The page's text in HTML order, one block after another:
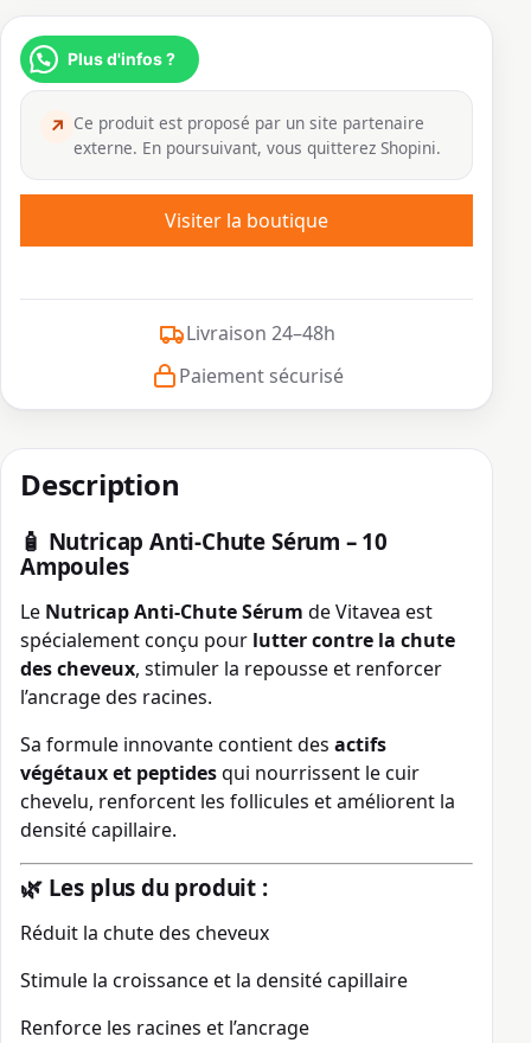
Plus d'infos ?
↗ Ce produit est proposé par un site partenaire
externe. En poursuivant, vous quitterez Shopini.
Visiter la boutique
Livraison 24–48h
Paiement sécurisé
Description
🧴 Nutricap Anti-Chute Sérum – 10
Ampoules
Le Nutricap Anti-Chute Sérum de Vitavea est
spécialement conçu pour lutter contre la chute
des cheveux, stimuler la repousse et renforcer
l’ancrage des racines.
Sa formule innovante contient des actifs
végétaux et peptidesqui nourrissent le cuir
chevelu, renforcent les follicules et améliorent la
densité capillaire.
🌿 Les plus du produit :
Réduit la chute des cheveux
Stimule la croissance et la densité capillaire
Renforce les racines et l’ancrage